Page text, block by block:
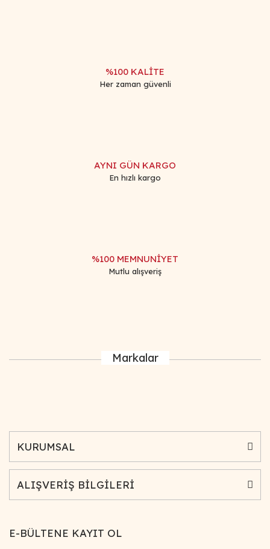
%100 KALİTE
Her zaman güvenli
AYNI GÜN KARGO
En hızlı kargo
%100 MEMNUNİYET
Mutlu alışveriş
Markalar
KURUMSAL
ALIŞVERİŞ BİLGİLERİ
E-BÜLTENE KAYIT OL